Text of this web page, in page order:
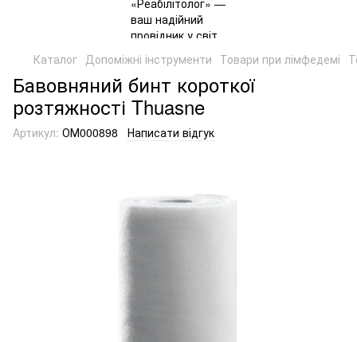
Каталог Допоміжні інструменти Товари при лімфедемі
Бавовняний бинт короткої
розтяжності Thuasne
Артикул: ОМ000898 Написати відгук